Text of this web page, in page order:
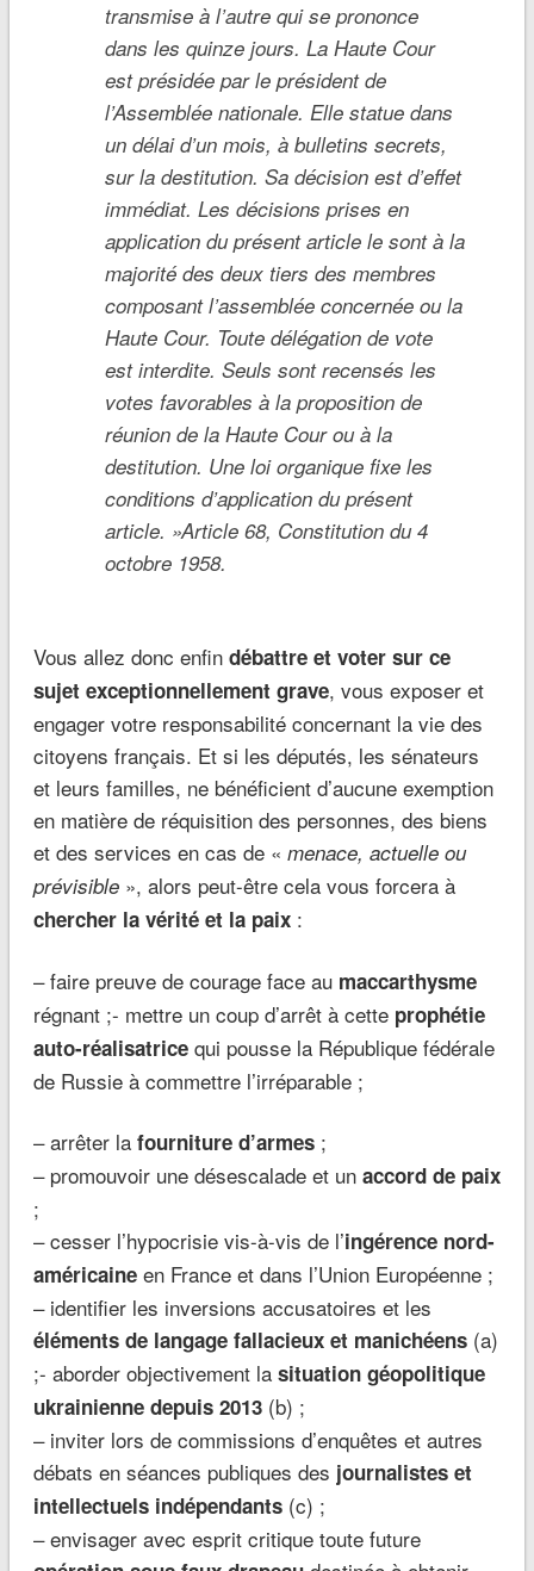
transmise à l’autre qui se prononce
dans les quinze jours. La Haute Cour
est présidée par le président de
l’Assemblée nationale. Elle statue dans
un délai d’un mois, à bulletins secrets,
sur la destitution. Sa décision est d’effet
immédiat. Les décisions prises en
application du présent article le sont à la
majorité des deux tiers des membres
composant l’assemblée concernée ou la
Haute Cour. Toute délégation de vote
est interdite. Seuls sont recensés les
votes favorables à la proposition de
réunion de la Haute Cour ou à la
destitution. Une loi organique fixe les
conditions d’application du présent
article. »Article 68, Constitution du 4
octobre 1958.
Vous allez donc enfin débattre et voter sur ce
sujet exceptionnellement grave, vous exposer et
engager votre responsabilité concernant la vie des
citoyens français. Et si les députés, les sénateurs
et leurs familles, ne bénéficient d’aucune exemption
en matière de réquisition des personnes, des biens
et des services en cas de « menace, actuelle ou
prévisible», alors peut-être cela vous forcera à
chercher la vérité et la paix:
– faire preuve de courage face au maccarthysme
régnant ;- mettre un coup d’arrêt à cette prophétie
auto-réalisatricequi pousse la République fédérale
de Russie à commettre l’irréparable ;
– arrêter la fourniture d’armes;
– promouvoir une désescalade et un accord de paix
;
– cesser l’hypocrisie vis-à-vis de l’ingérence nord-
américaineen France et dans l’Union Européenne ;
– identifier les inversions accusatoires et les
éléments de langage fallacieux et manichéens(a)
;- aborder objectivement la situation géopolitique
ukrainienne depuis 2013(b) ;
– inviter lors de commissions d’enquêtes et autres
débats en séances publiques des journalistes et
intellectuels indépendants (c) ;
– envisager avec esprit critique toute future